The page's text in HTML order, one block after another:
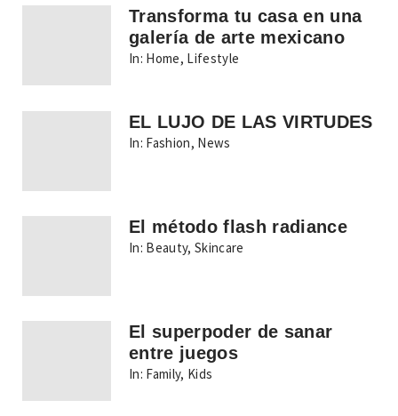
Transforma tu casa en una
galería de arte mexicano
In: Home, Lifestyle
EL LUJO DE LAS VIRTUDES
In: Fashion, News
El método flash radiance
In: Beauty,Skincare
El superpoder de sanar
entre juegos
In: Family, Kids